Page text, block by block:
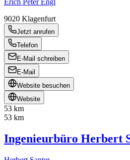
Erich Peter Engl
9020 Klagenfurt
Jetzt anrufen
Telefon
E-Mail schreiben
E-Mail
Website besuchen
Website
53 km
53 km
Ingenieurbüro Herbert